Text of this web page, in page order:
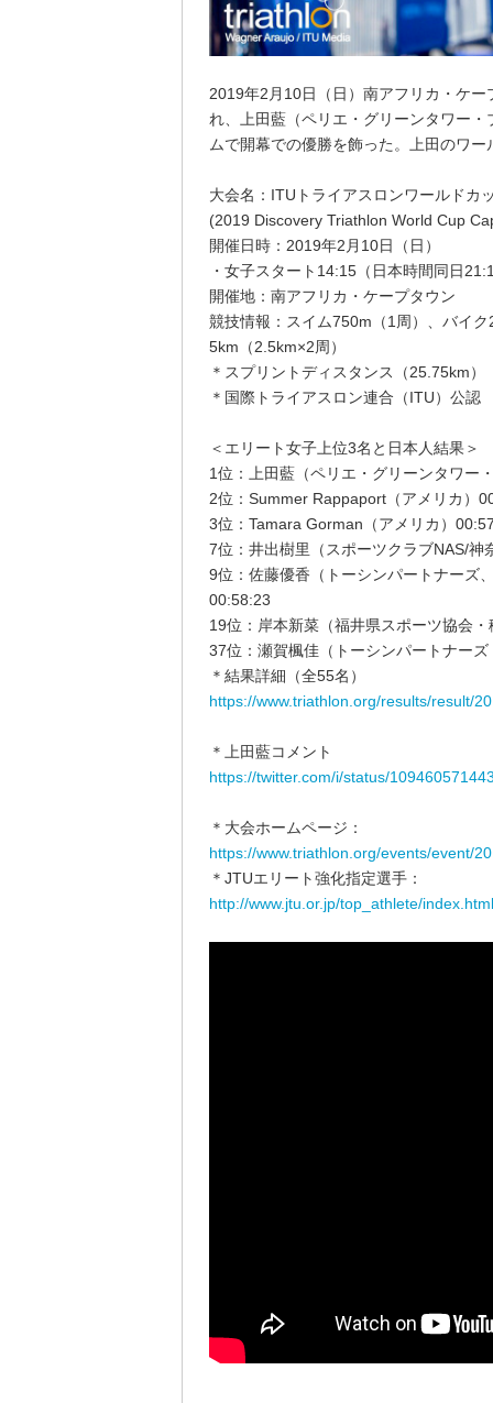
2019年2月10日（日）南アフリカ・ケ
れ、上田藍（ペリエ・グリーンタワー
ムで開幕での優勝を飾った。上田のワ
大会名：ITUトライアスロンワールドカ
(2019 Discovery Triathlon World Cup
開催日時：2019年2月10日（日）
・女子スタート14:15（日本時間同日
開催地：南アフリカ・ケープタウン
競技情報：スイム750m（1周）、バイ
5km（2.5km×2周）
＊スプリントディスタンス（25.75km）
＊国際トライアスロン連合（ITU）公認
＜エリート女子上位3名と日本人結果＞
1位：上田藍（ペリエ・グリーンタワー
2位：Summer Rappaport（アメリカ）
3位：Tamara Gorman（アメリカ）
7位：井出樹里（スポーツクラブNAS/神
9位：佐藤優香（トーシンパートナーズ
00:58:23
19位：岸本新菜（福井県スポーツ協会
37位：瀬賀楓佳（トーシンパートナー
＊結果詳細（全55名）
https://www.triathlon.org/results/result/
＊上田藍コメント
https://twitter.com/i/status/
＊大会ホームページ：
https://www.triathlon.org/events/event/
＊JTUエリート強化指定選手：
http://www.jtu.or.jp/top_athlete/index.html